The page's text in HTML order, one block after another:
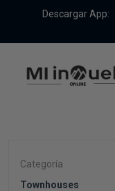
Descargar App:
Categoría
Townhouses